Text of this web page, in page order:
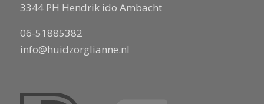
3344 PH Hendrik ido Ambacht
06-51885382
info@huidzorglianne.nl